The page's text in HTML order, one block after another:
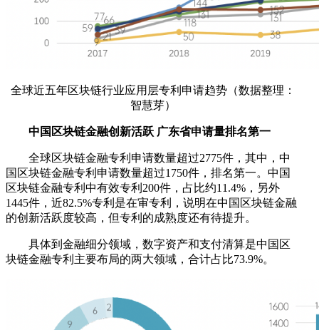
全球近五年区块链行业应用层专利申请趋势（数据整理：
智慧芽）
中国区块链金融创新活跃 广东省申请量排名第一
全球区块链金融专利申请数量超过2775件，其中，中
国区块链金融专利申请数量超过1750件，排名第一。中国
区块链金融专利中有效专利200件，占比约11.4%，另外
1445件，近82.5%专利是在审专利，说明在中国区块链金融
的创新活跃度较高，但专利的成熟度还有待提升。
具体到金融细分领域，数字资产和支付清算是中国区
块链金融专利主要布局的两大领域，合计占比73.9%。